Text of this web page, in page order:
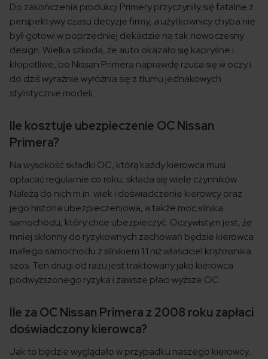
Do zakończenia produkcji Primery przyczyniły się fatalne z
perspektywy czasu decyzje firmy, a użytkownicy chyba nie
byli gotowi w poprzedniej dekadzie na tak nowoczesny
design. Wielka szkoda, że auto okazało się kapryśne i
kłopotliwe, bo Nissan Primera naprawdę rzuca się w oczy i
do dziś wyraźnie wyróżnia się z tłumu jednakowych
stylistycznie modeli.
Ile kosztuje ubezpieczenie OC Nissan
Primera?
Na wysokość składki OC, którą każdy kierowca musi
opłacać regularnie co roku, składa się wiele czynników.
Należą do nich m.in. wiek i doświadczenie kierowcy oraz
jego historia ubezpieczeniowa, a także moc silnika
samochodu, który chce ubezpieczyć. Oczywistym jest, że
mniej skłonny do ryzykownych zachowań będzie kierowca
małego samochodu z silnikiem 1.1 niż właściciel krążownika
szos. Ten drugi od razu jest traktowany jako kierowca
podwyższonego ryzyka i zawsze płaci wyższe OC.
Ile za OC Nissan Primera z 2008 roku zapłaci
doświadczony kierowca?
Jak to będzie wyglądało w przypadku naszego kierowcy,